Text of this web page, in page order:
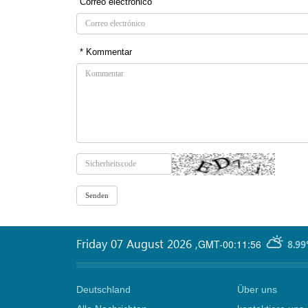
* Kommentar
GMT-00:11:56
Friday 07 August 2026 ,
Deutschland
Über uns